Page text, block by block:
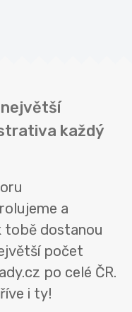
každý
a
tobě dostanou
počet
po celé ČR.
i ty!